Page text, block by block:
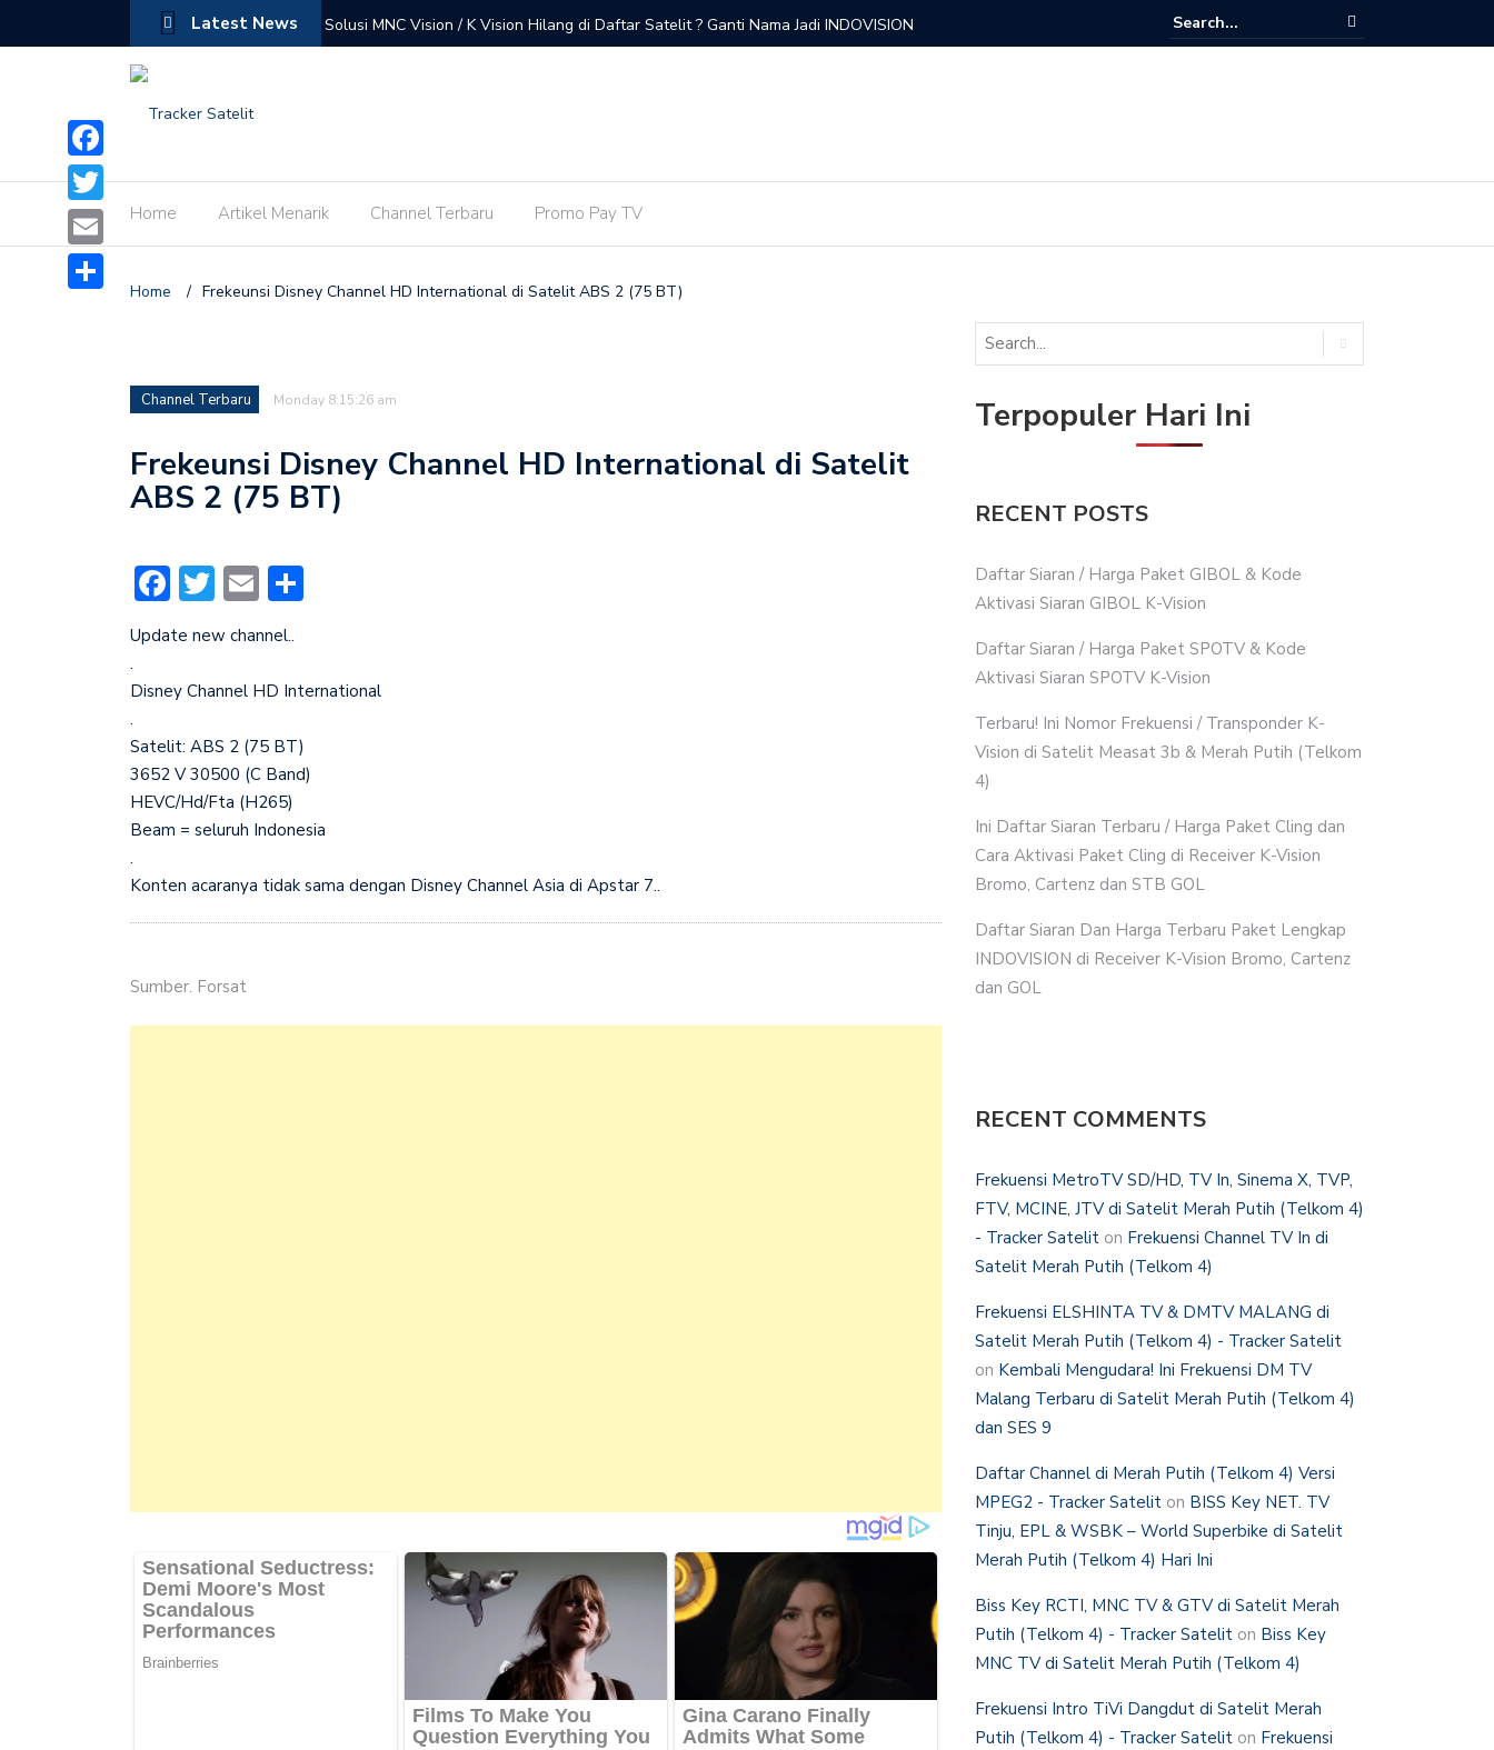
Latest News
Satelit Merah Putih (Telkom 4) Solusi MNC Vision / K Vision Hilang di Daftar Satelit ? Ganti Nama Jadi INDOVISION Frekuensi Terbaru Hanacaraka TV di Satelit Merah Putih (Telkom 4) dan SES 7
Home Artikel Menarik Channel Terbaru Promo Pay TV
Home / Frekeunsi Disney Channel HD International di Satelit ABS 2 (75 BT)
Channel Terbaru Monday 8:15:26 am
Frekeunsi Disney Channel HD International di Satelit
ABS 2 (75 BT)
Facebook
Twitter
Email
Update new channel..
.
Disney Channel HD International
.
Satelit: ABS 2 (75 BT)
3652 V 30500 (C Band)
HEVC/Hd/Fta (H265)
Beam = seluruh Indonesia
.
Konten acaranya tidak sama dengan Disney Channel Asia di Apstar 7..
Sumber. Forsat
Facebook
Twitter
Email
Terpopuler Hari Ini
RECENT POSTS
Daftar Siaran / Harga Paket GIBOL & Kode
Aktivasi Siaran GIBOL K-Vision
Daftar Siaran / Harga Paket SPOTV & Kode
Aktivasi Siaran SPOTV K-Vision
Terbaru! Ini Nomor Frekuensi / Transponder K-
Vision di Satelit Measat 3b & Merah Putih (Telkom
4)
Ini Daftar Siaran Terbaru / Harga Paket Cling dan
Cara Aktivasi Paket Cling di Receiver K-Vision
Bromo, Cartenz dan STB GOL
Daftar Siaran Dan Harga Terbaru Paket Lengkap
INDOVISION di Receiver K-Vision Bromo, Cartenz
dan GOL
RECENT COMMENTS
Frekuensi MetroTV SD/HD, TV In, Sinema X, TVP,
FTV, MCINE, JTV di Satelit Merah Putih (Telkom 4)
- Tracker Satelit on Frekuensi Channel TV In di
Satelit Merah Putih (Telkom 4)
Frekuensi ELSHINTA TV & DMTV MALANG di
Satelit Merah Putih (Telkom 4) - Tracker Satelit
on Kembali Mengudara! Ini Frekuensi DM TV
Malang Terbaru di Satelit Merah Putih (Telkom 4)
dan SES 9
Daftar Channel di Merah Putih (Telkom 4) Versi
MPEG2 - Tracker Satelit on BISS Key NET. TV
Tinju, EPL & WSBK – World Superbike di Satelit
Merah Putih (Telkom 4) Hari Ini
Biss Key RCTI, MNC TV & GTV di Satelit Merah
Putih (Telkom 4) - Tracker Satelit on Biss Key
MNC TV di Satelit Merah Putih (Telkom 4)
Frekuensi Intro TiVi Dangdut di Satelit Merah
Putih (Telkom 4) - Tracker Satelit on Frekuensi